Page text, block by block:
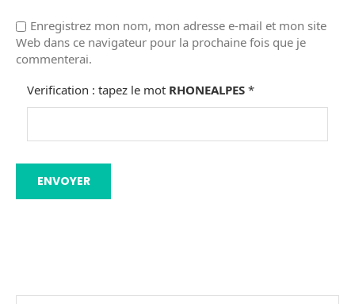
Enregistrez mon nom, mon adresse e-mail et mon site
Web dans ce navigateur pour la prochaine fois que je
commenterai.
Verification : tapez le mot RHONEALPES *